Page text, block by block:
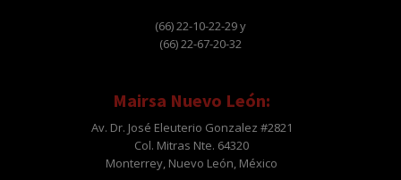
(66) 22-10-22-29 y
(66) 22-67-20-32
Mairsa Nuevo León:
Av. Dr. José Eleuterio Gonzalez #2821
Col. Mitras Nte. 64320
Monterrey, Nuevo León, México